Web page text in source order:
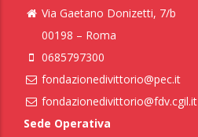
Via Gaetano Donizetti, 7/b
00198 – Roma
0685797300
fondazionedivittorio@pec.it
fondazionedivittorio@fdv.cgil.it
Sede Operativa